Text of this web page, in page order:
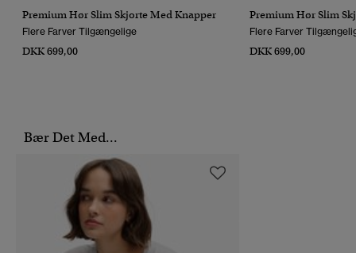
Premium Hør Slim Skjorte Med Knapper
Flere Farver Tilgængelige
DKK 699,00
Premium Hør Slim
Flere Farver
DKK 699,00
Bær Det Med...